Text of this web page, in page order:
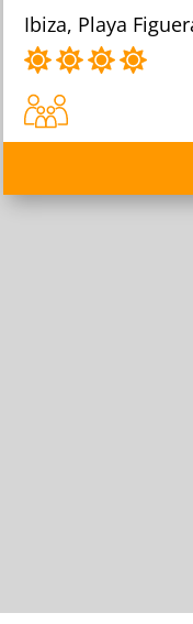
Ibiza, Playa